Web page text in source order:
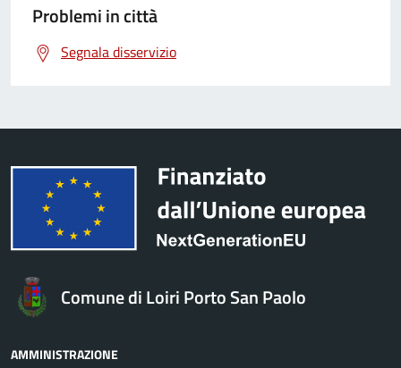
Problemi in città
Segnala disservizio
Comune di Loiri Porto San Paolo
AMMINISTRAZIONE